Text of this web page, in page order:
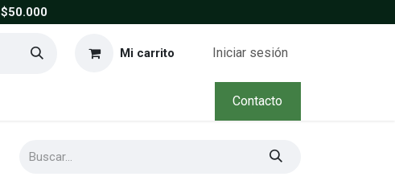
$50.000
Mi carrito Iniciar sesión
Contacto